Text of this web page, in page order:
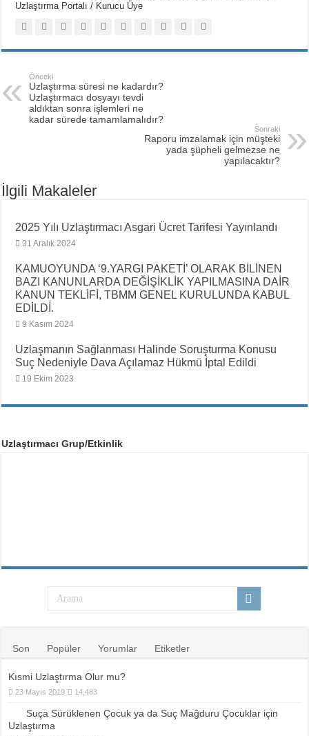
Uzlaştırma Portalı / Kurucu Üye
Önceki
Uzlaştırma süresi ne kadardır?
Uzlaştırmacı dosyayı tevdi
aldıktan sonra işlemleri ne
kadar sürede tamamlamalıdır?
Sonraki
Raporu imzalamak için müşteki
yada şüpheli gelmezse ne
yapılacaktır?
İlgili Makaleler
2025 Yılı Uzlaştırmacı Asgari Ücret Tarifesi Yayınlandı
31 Aralık 2024
KAMUOYUNDA ‘9.YARGI PAKETİ’ OLARAK BİLİNEN
BAZI KANUNLARDA DEĞİŞİKLİK YAPILMASINA DAİR
KANUN TEKLİFİ, TBMM GENEL KURULUNDA KABUL
EDİLDİ.
9 Kasım 2024
Uzlaşmanın Sağlanması Halinde Soruşturma Konusu
Suç Nedeniyle Dava Açılamaz Hükmü İptal Edildi
19 Ekim 2023
Uzlaştırmacı Grup/Etkinlik
Son Popüler Yorumlar Etiketler
Kısmi Uzlaştırma Olur mu?
23 Mayıs 2019 14,483
Suça Sürüklenen Çocuk ya da Suç Mağduru Çocuklar için
Uzlaştırma